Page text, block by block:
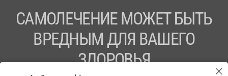
САМОЛЕЧЕНИЕ МОЖЕТ БЫТЬ
ВРЕДНЫМ ДЛЯ ВАШЕГО
ЗДОРОВЬЯ